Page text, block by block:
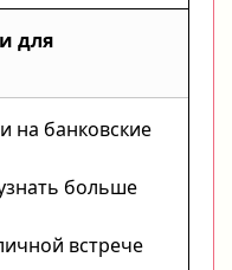
для
на банковские
больше
встрече